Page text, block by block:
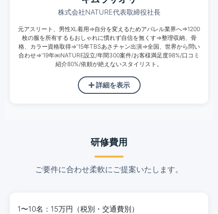
株式会社NATURE代表取締役社長
元アスリート、男性XL着用⇒自分を変えるためアパレル業界へ⇒1200
枚の服を所有するもおしゃれに慣れず自信を無くす⇒整理収納、骨
格、カラー資格取得⇒'15年TBSあさチャン出演⇒全国、世界から問い
合わせ⇒'19年㈱NATURE設立/年間300案件/お客様満足度98%/口コミ
紹介80%/依頼が絶えないスタイリスト。
詳細を表示
研修費用
ご要件に合わせ柔軟にご提案いたします。
1〜10名：15万円（税別・交通費別）